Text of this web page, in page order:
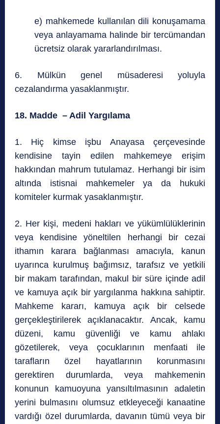
e) mahkemede kullanılan dili konuşamama
veya anlayamama halinde bir tercümandan
ücretsiz olarak yararlandırılması.
6. Mülkün genel müsaderesi yoluyla
cezalandırma yasaklanmıştır.
18. Madde – Adil Yargılama
1. Hiç kimse işbu Anayasa çerçevesinde
kendisine tayin edilen mahkemeye erişim
hakkından mahrum tutulamaz. Herhangi bir isim
altında istisnai mahkemeler ya da hukuki
komiteler kurmak yasaklanmıştır.
2. Her kişi, medeni hakları ve yükümlülüklerinin
veya kendisine yöneltilen herhangi bir cezai
ithamın karara bağlanması amacıyla, kanun
uyarınca kurulmuş bağımsız, tarafsız ve yetkili
bir makam tarafından, makul bir süre içinde adil
ve kamuya açık bir yargılanma hakkına sahiptir.
Mahkeme kararı, kamuya açık bir celsede
gerçekleştirilerek açıklanacaktır. Ancak, kamu
düzeni, kamu güvenliği ve kamu ahlakı
gözetilerek, veya çocuklarının menfaati ile
tarafların özel hayatlarının korunmasını
gerektiren durumlarda, veya mahkemenin
konunun kamuoyuna yansıltılmasının adaletin
yerini bulmasını olumsuz etkleyeceği kanaatine
vardığı özel durumlarda, davanın tümü veya bir